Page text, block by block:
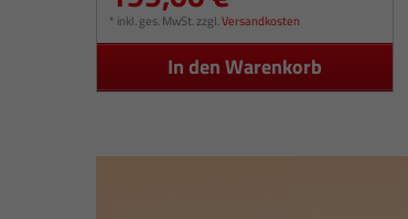
* inkl. ges. MwSt.zzgl.Versandkosten
In den Warenkorb